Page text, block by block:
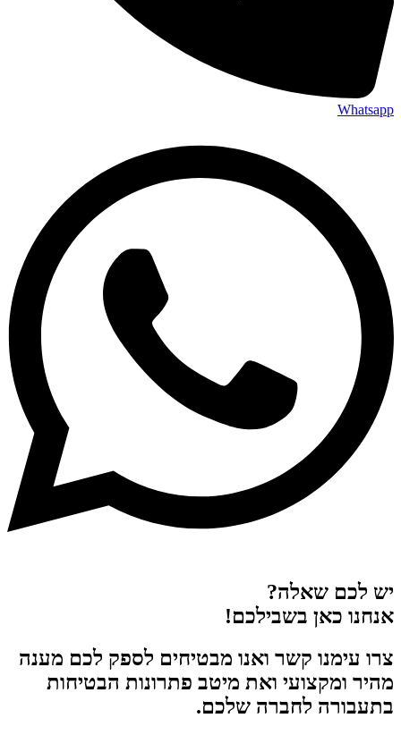
Whatsapp
יש לכם שאלה?
אנחנו כאן בשבילכם!
צרו עימנו קשר ואנו מבטיחים לספק לכם מענה
מהיר ומקצועי ואת מיטב פתרונות הבטיחות
בתעבורה לחברה שלכם.